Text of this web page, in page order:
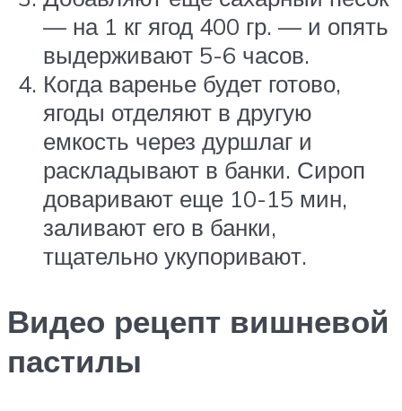
— на 1 кг ягод 400 гр. — и опять
выдерживают 5-6 часов.
Когда варенье будет готово,
ягоды отделяют в другую
емкость через дуршлаг и
раскладывают в банки. Сироп
доваривают еще 10-15 мин,
заливают его в банки,
тщательно укупоривают.
Видео рецепт вишневой
пастилы